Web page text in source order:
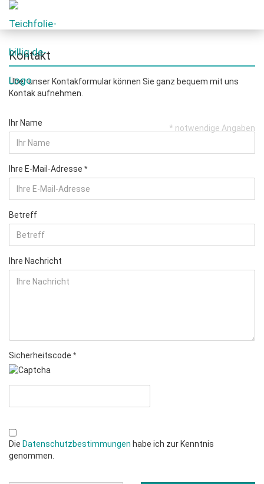
Kontakt
Über unser Kontakformular können Sie ganz bequem mit uns
Kontak aufnehmen.
Ihr Name
Ihre E-Mail-Adresse
Betreff
Ihre Nachricht
Sicherheitscode
Die Datenschutzbestimmungen habe ich zur Kenntnis
genommen.
* notwendige Angaben